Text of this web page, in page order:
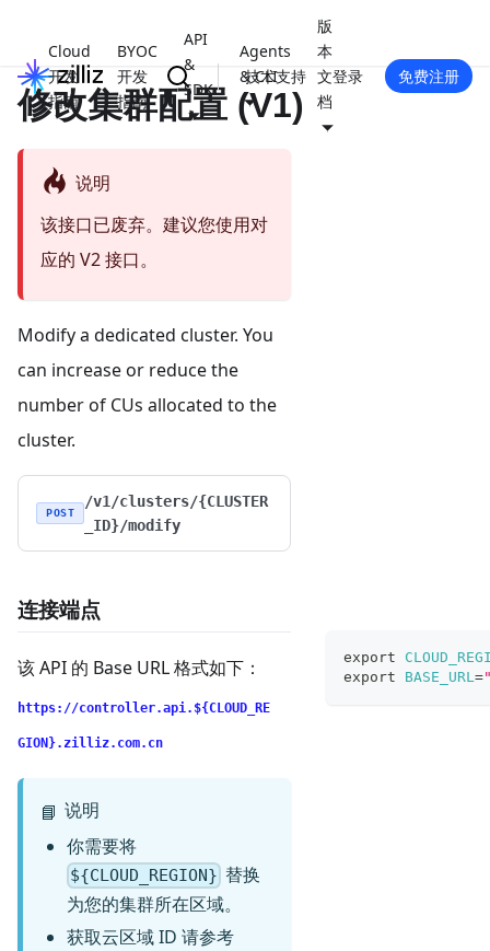
Cloud
开发
指南
BYOC
开发
指南
API
&
SDK
Agents
& CLI
版
本
文
档
技术支持 登录 免费注册
修改集群配置 (V1)
说明
该接口已废弃。建议您使用对
应的 V2 接口。
Modify a dedicated cluster. You
can increase or reduce the
number of CUs allocated to the
cluster.
POST
/v1/clusters/{CLUSTER
_ID}/modify
连接端点
该 API 的 Base URL 格式如下：
https://controller.api.${CLOUD_RE
GION}.zilliz.com.cn
📘 说明
你需要将
${CLOUD_REGION} 替换
为您的集群所在区域。
获取云区域 ID 请参考
export
export
BASE_URL=